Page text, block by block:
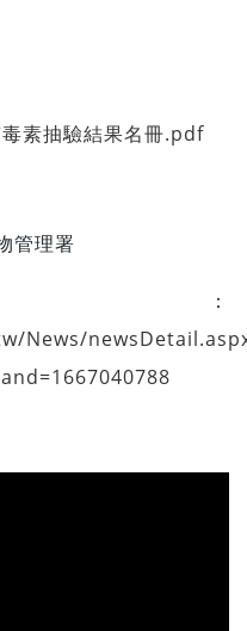
素抽驗結果名冊.pdf
管理署
：
News/